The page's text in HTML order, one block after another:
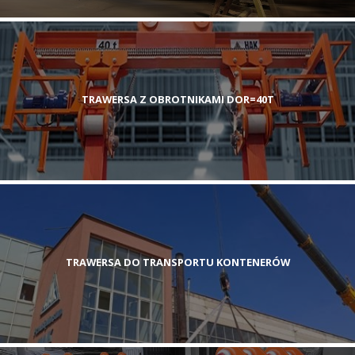
TRAWERSA Z OBROTNIKAMI DOR=40T
TRAWERSA DO TRANSPORTU KONTENERÓW